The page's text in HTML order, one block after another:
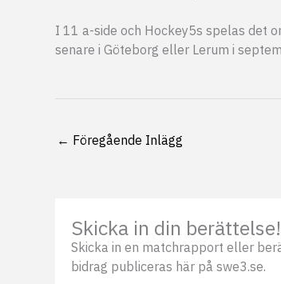
I 11 a-side och Hockey5s spelas det
senare i Göteborg eller Lerum i
← Föregående Inlägg
Skicka in din berättelse!
Skicka in en matchrapport eller
bidrag publiceras här på swe3.se.